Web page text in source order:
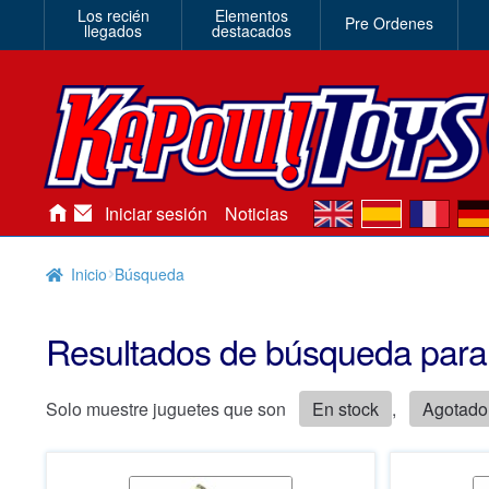
Los recién
llegados
Elementos
destacados Pre Ordenes
Iniciar sesión Noticias en es de
Inicio Búsqueda
Resultados de búsqueda para
Solo muestre juguetes que son En stock , Agotado